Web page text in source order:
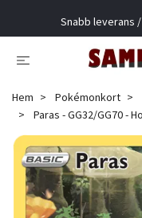
Snabb leverans
Hem Pokémonkort
Paras - GG32/GG70 -